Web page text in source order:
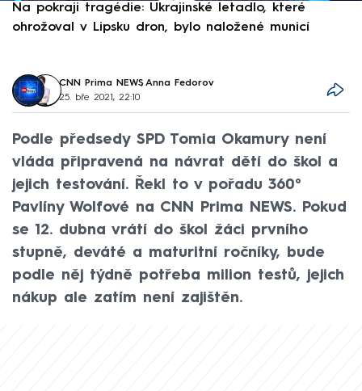
Na pokraji tragédie: Ukrajinské letadlo, které
ohrožoval v Lipsku dron, bylo naložené municí
CNN Prima NEWS, Anna Fedorov
25. bře 2021, 22:10
Podle předsedy SPD Tomia Okamury není
vláda připravená na návrat dětí do škol a
jejich testování. Řekl to v pořadu 360°
Pavlíny Wolfové na CNN Prima NEWS. Pokud
se 12. dubna vrátí do škol žáci prvního
stupně, deváté a maturitní ročníky, bude
podle něj týdně potřeba milion testů, jejich
nákup ale zatím není zajištěn.